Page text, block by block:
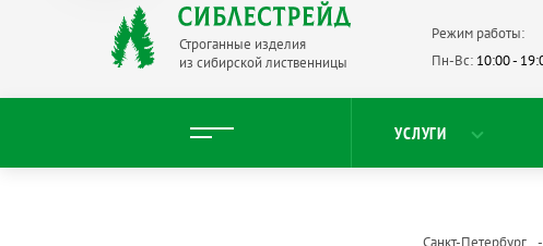
Строганные изделия
из сибирской лиственницы
УСЛУГИ
Режим работы:
Пн-Вс: 10:00 -
Санкт-Петербург